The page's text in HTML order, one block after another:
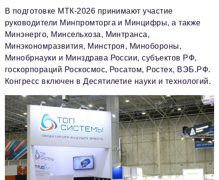
В подготовке МТК-2026 принимают участие
руководители Минпромторга и Минцифры, а также
Минэнерго, Минсельхоза, Минтранса,
Минэкономразвития, Минстроя, Минобороны,
Минобрнауки и Минздрава России, субъектов РФ,
госкорпораций Роскосмос, Росатом, Ростех, ВЭБ.РФ.
Конгресс включен в Десятилетие науки и технологий.